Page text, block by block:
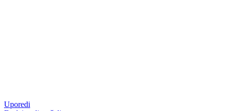
Uporedi